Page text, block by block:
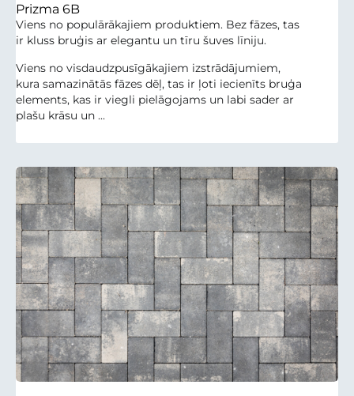
Prizma 6B
Viens no populārākajiem produktiem. Bez fāzes, tas
ir kluss bruģis ar elegantu un tīru šuves līniju.
Viens no visdaudzpusīgākajiem izstrādājumiem,
kura samazinātās fāzes dēļ, tas ir ļoti iecienīts bruģa
elements, kas ir viegli pielāgojams un labi sader ar
plašu krāsu un ...